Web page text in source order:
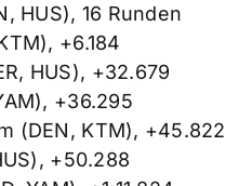
HUS), 16 Runden
+6.184
HUS), +32.679
+36.295
(DEN, KTM), +45.822
+50.288